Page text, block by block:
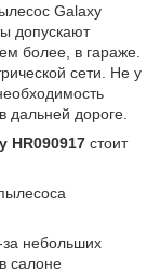
Galaxy
допускают
более, в гараже.
сети. Не у
дальней дороге.
HR090917 стоит
небольших
салоне